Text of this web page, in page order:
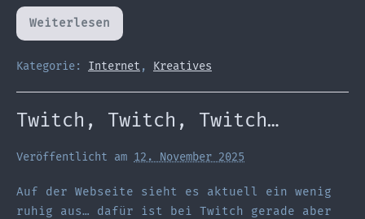
Weiterlesen
Miniaturen
bemalen
ein
Hobby,
mich
Jahren
begleitet
Kategorie: Internet , Kreatives
Twitch, Twitch, Twitch…
Veröffentlicht am 12. November 2025
Auf der Webseite sieht es aktuell ein wenig
ruhig aus… dafür ist bei Twitch gerade aber